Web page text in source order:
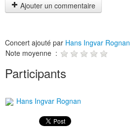
Ajouter un commentaire
Concert ajouté par Hans Ingvar Rognan
Note moyenne :
Participants
Hans Ingvar Rognan